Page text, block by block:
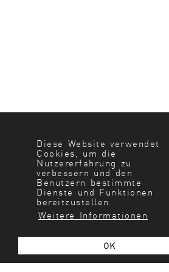
Diese Website verwendet
Cookies, um die
Nutzererfahrung zu
verbessern und den
Benutzern bestimmte
Dienste und Funktionen
bereitzustellen.
Weitere Informationen
OK
MFH STADTOVAL